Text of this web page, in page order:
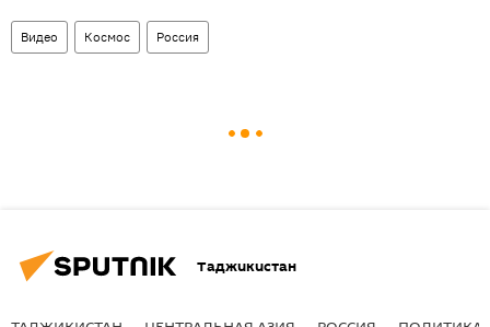
Видео Космос Россия
Таджикистан